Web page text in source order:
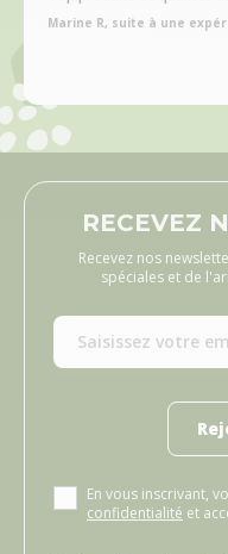
Marine R, suite à une
RECEVEZ
Recevez nos
spéciales et de
En vous inscrivant,
confidentialité et